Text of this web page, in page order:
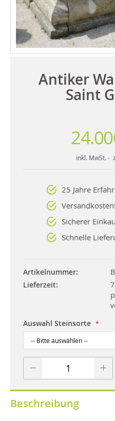
Antiker
Saint
inkl. MwSt. -
25 Jahre
Sicherer
Schnelle
Artikelnummer
Lieferzeit
Auswahl Steinsorte
Beschreibung